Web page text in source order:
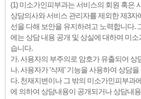
(1) 미소가인피부과는 서비스의 회원 혹은
상담의사와 서비스 관리자를 제외한 제3자
선을 다해 보안을 유지하려고 노력합니다.
에는 상담 내용 공개 및 상실에 대하여 미
습니다.
가. 사용자의 부주의로 암호가 유출되어 상
나. 사용자가 '삭제' 기능을 사용하여 상담
다. 천재지변이나 그 밖의 미소가인피부과
에 의하여 상담내용이 공개되거나 상담내